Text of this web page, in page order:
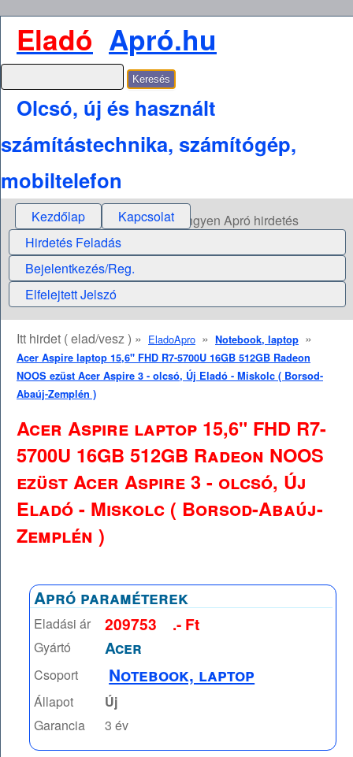
Eladó Apró.hu
Olcsó, új és használt
számítástechnika, számítógép,
mobiltelefon
Kezdőlap Kapcsolat
Ingyen Apró hirdetés
Hirdetés Feladás
Bejelentkezés/Reg.
Elfelejtett Jelszó
Itt hirdet ( elad/vesz ) » EladoApro » Notebook, laptop »
Acer Aspire laptop 15,6" FHD R7-5700U 16GB 512GB Radeon
NOOS ezüst Acer Aspire 3 - olcsó, Új Eladó - Miskolc ( Borsod-
Abaúj-Zemplén )
Acer Aspire laptop 15,6" FHD R7-
5700U 16GB 512GB Radeon NOOS
ezüst Acer Aspire 3 - olcsó, Új
Eladó - Miskolc ( Borsod-Abaúj-
Zemplén )
Apró paraméterek
Eladási ár 209753 .- Ft
Gyártó Acer
Csoport Notebook, laptop
Állapot
Új
Garancia
3 év